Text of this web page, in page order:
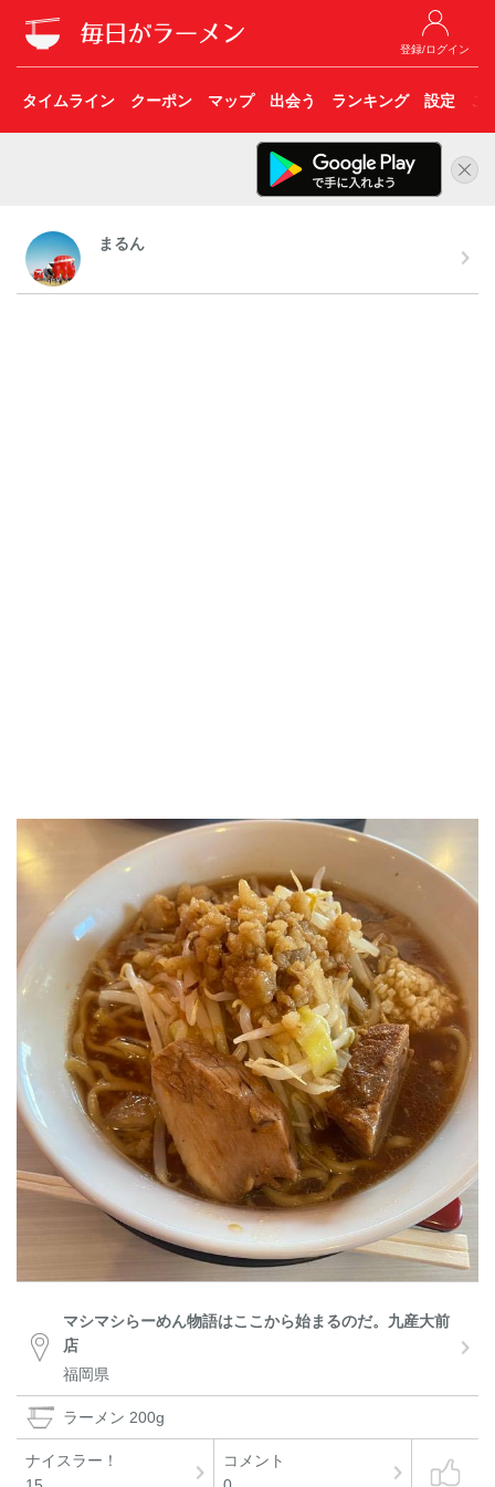
登録/ログイン
タイムライン クーポン マップ 出会う ランキング 設定 こ
まるん
マシマシらーめん物語はここから始まるのだ。九産大前
店
福岡県
ラーメン 200g
ナイスラー！
コメント